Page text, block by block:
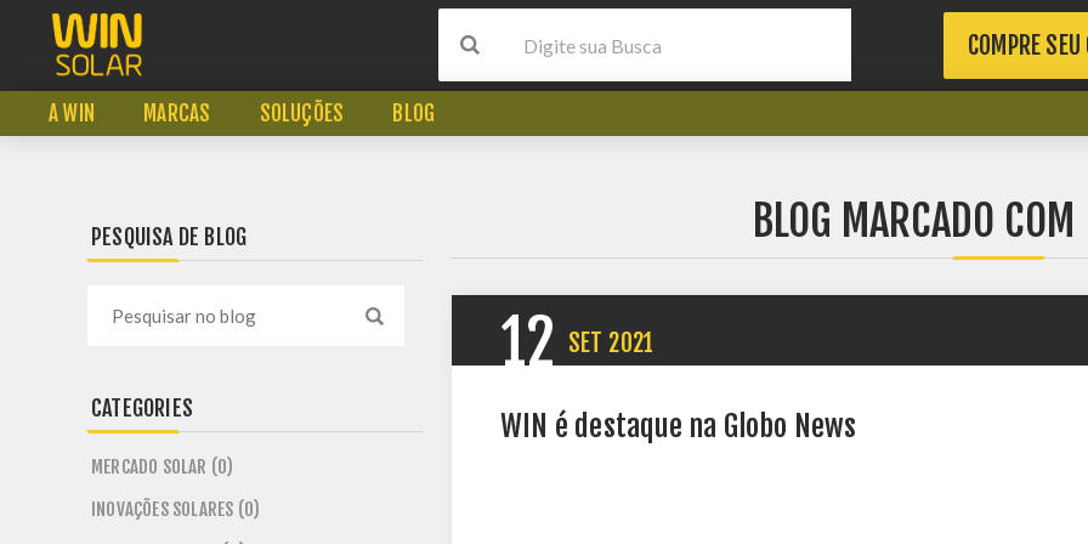
COMPRE SEU
A WIN MARCAS SOLUÇÕES BLOG
BLOG MARCADO
12 SET 2021
WIN é destaque na Globo News
PESQUISA DE BLOG
CATEGORIES
MERCADO SOLAR (0)
INOVAÇÕES SOLARES (0)